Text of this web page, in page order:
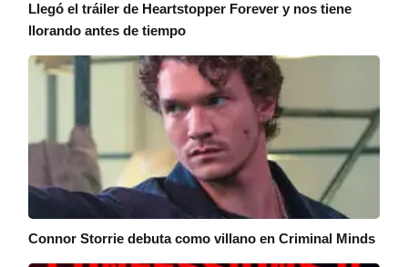
Llegó el tráiler de Heartstopper Forever y nos tiene
llorando antes de tiempo
Connor Storrie debuta como villano en Criminal Minds